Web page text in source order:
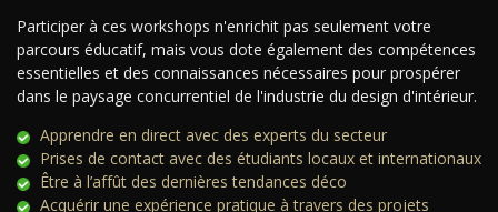
Participer à ces workshops n'enrichit pas seulement votre
parcours éducatif, mais vous dote également des compétences
essentielles et des connaissances nécessaires pour prospérer
dans le paysage concurrentiel de l'industrie du design d'intérieur.
Apprendre en direct avec des experts du secteur
Prises de contact avec des étudiants locaux et internationaux
Être à l’affût des dernières tendances déco
Acquérir une expérience pratique à travers des projets